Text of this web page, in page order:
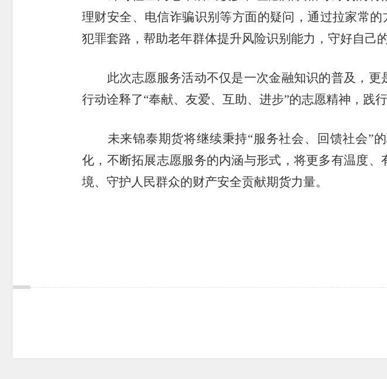
理财安全、电信诈骗识别等方面的疑问，通过拉家常的
犯罪套路，帮助老年群体提升风险识别能力，守好自己
此次志愿服务活动不仅是一次金融知识的普及，
行动诠释了“奉献、友爱、互助、进步”的志愿精神，践
未来锦泰期货将继续秉持“服务社会、回馈社会”
化，不断拓展志愿服务的内涵与形式，将更多有温度
境、守护人民群众的财产安全贡献期货力量。